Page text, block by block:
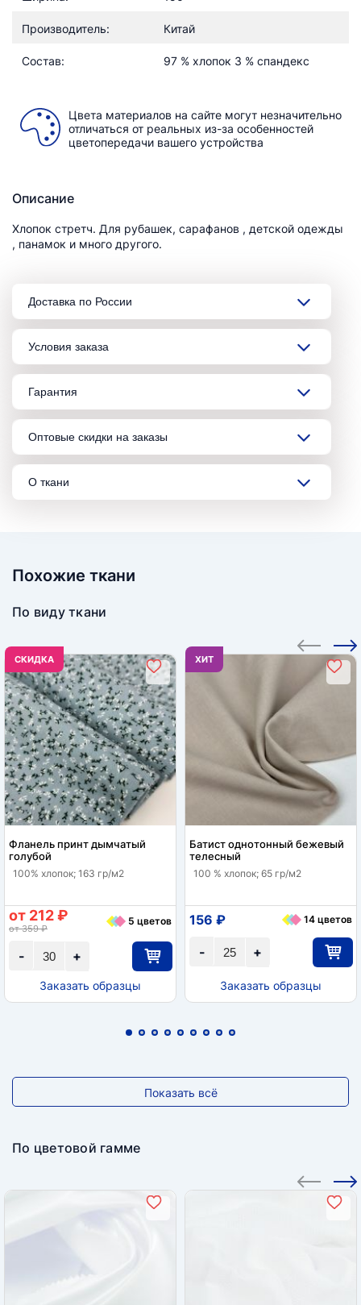
Производитель: Китай
Состав: 97 % хлопок 3 % спандекс
Цвета материалов на сайте могут незначительно
отличаться от реальных из-за особенностей
цветопередачи вашего устройства
Описание
Хлопок стретч. Для рубашек, сарафанов , детской одежды
, панамок и много другого.
Доставка по России
Условия заказа
Гарантия
Оптовые скидки на заказы
О ткани
Похожие ткани
По виду ткани
CКИДКА
Фланель принт дымчатый
голубой
100% хлопок; 163 гр/м2
+
-
от 212 ₽
от 359 ₽
5 цветов
Заказать образцы
ХИТ
Батист однотонный бежевый
телесный
100 % хлопок; 65 гр/м2
+
-
156 ₽ 14 цветов
Заказать образцы
Показать всё
По цветовой гамме